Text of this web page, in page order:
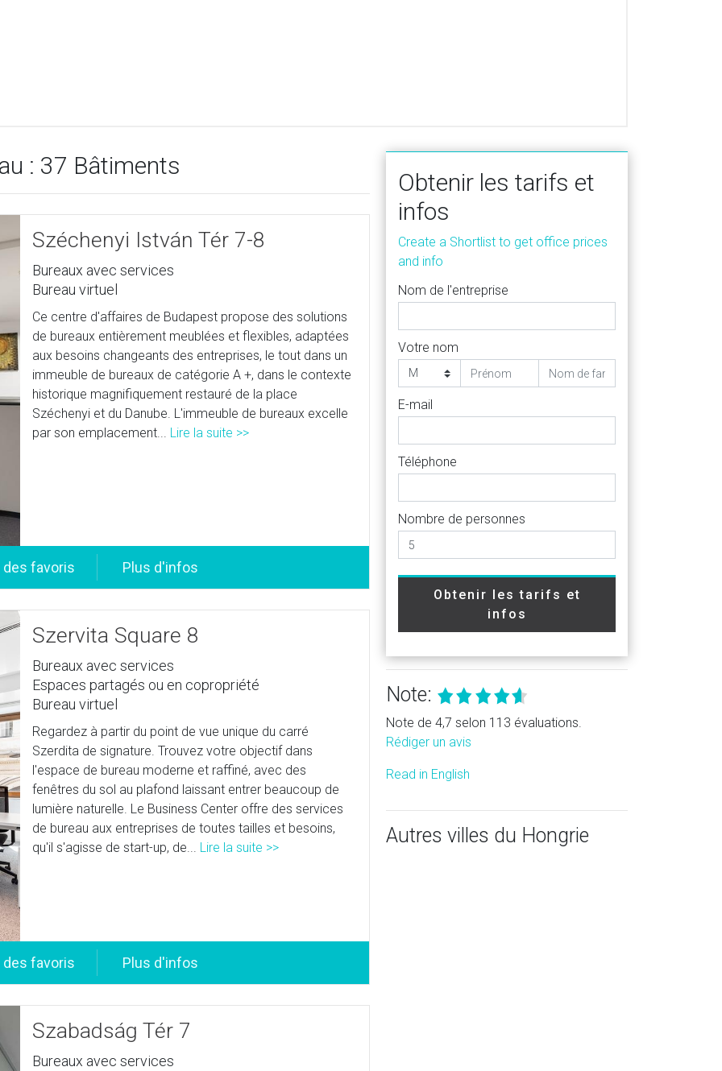
: 37 Bâtiments
Széchenyi István Tér 7-8
Bureaux avec services
Bureau virtuel
Ce centre d'affaires de Budapest propose des solutions
de bureaux entièrement meublées et flexibles, adaptées
aux besoins changeants des entreprises, le tout dans un
immeuble de bureaux de catégorie A +, dans le contexte
historique magnifiquement restauré de la place
Széchenyi et du Danube. L'immeuble de bureaux excelle
par son emplacement... Lire la suite >>
Szervita Square 8
Bureaux avec services
Espaces partagés ou en copropriété
Bureau virtuel
Regardez à partir du point de vue unique du carré
Szerdita de signature. Trouvez votre objectif dans
l'espace de bureau moderne et raffiné, avec des
fenêtres du sol au plafond laissant entrer beaucoup de
lumière naturelle. Le Business Center offre des services
de bureau aux entreprises de toutes tailles et besoins,
qu'il s'agisse de start-up, de... Lire la suite >>
Szabadság Tér 7
Bureaux avec services
Obtenir les tarifs et
infos
Create a Shortlist to get office prices
and info
Nom de l'entreprise
Votre nom
E-mail
Téléphone
Nombre de personnes
Obtenir les tarifs et
infos
Note:
Note de 4,7 selon 113 évaluations.
Rédiger un avis
Read in English
Autres villes du Hongrie